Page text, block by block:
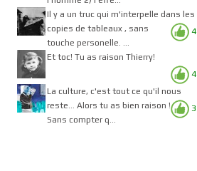
4
Il y a un truc qui m'interpelle dans les
copies de tableaux , sans
touche personelle. ...
4
Et toc! Tu as raison Thierry!
3
La culture, c'est tout ce qu'il nous
reste... Alors tu as bien raison !
Sans compter q...